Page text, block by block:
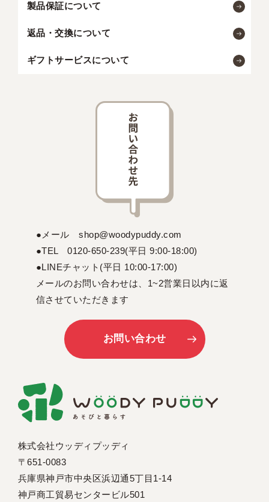
製品保証について
返品・交換について
ギフトサービスについて
株式会社ウッディプッディ
〒651-0083
兵庫県神戸市中央区浜辺通5丁目1-14
神戸商工貿易センタービル501
●メール shop@woodypuddy.com
●TEL 0120-650-239(平日 9:00-18:00)
●LINEチャット(平日 10:00-17:00)
メールのお問い合わせは、1~2営業日以内に返
信させていただきます
お問い合わせ